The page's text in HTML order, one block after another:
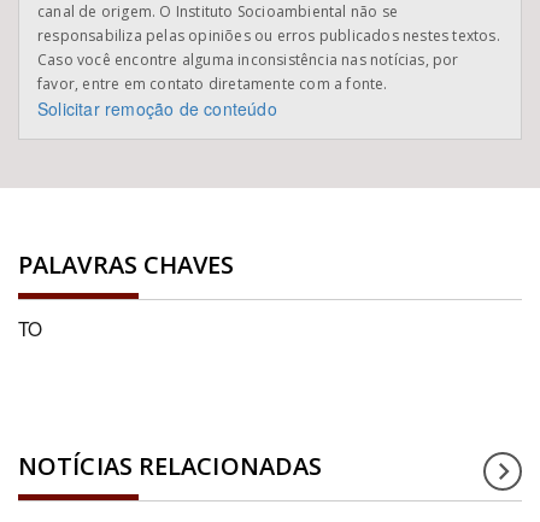
canal de origem. O Instituto Socioambiental não se
responsabiliza pelas opiniões ou erros publicados nestes textos.
Caso você encontre alguma inconsistência nas notícias, por
favor, entre em contato diretamente com a fonte.
Solicitar remoção de conteúdo
PALAVRAS CHAVES
TO
NOTÍCIAS RELACIONADAS